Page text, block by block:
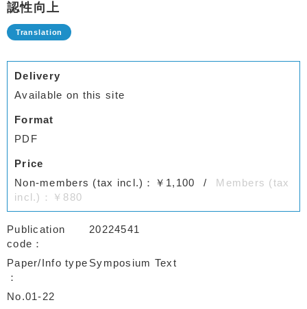
認性向上
Delivery
Available on this site
Format
PDF
Price
Non-members (tax incl.)：￥1,100
Members (tax
incl.)：￥880
Publication
code
20224541
Paper/Info type Symposium Text
No.01-22